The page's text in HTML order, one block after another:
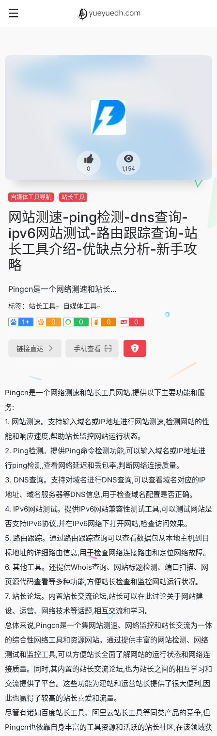
0 1,154
自媒体工具导航 站长工具
网站测速-ping检测-dns查询-
ipv6网站测试-路由跟踪查询-站
长工具介绍-优缺点分析-新手攻
略
Pingcn是一个网络测速和站长...
标签： 站长工具
自媒体工具
1+
0 0 0 0
链接直达 手机查看
Pingcn是一个网络测速和站长工具网站,提供以下主要功能和服
务:
1. 网站测速。支持输入域名或IP地址进行网站测速,检测网站的性
能和响应速度,帮助站长监控网站运行状态。
2. Ping检测。提供Ping命令检测功能,可以输入域名或IP地址进
行ping检测,查看网络延迟和丢包率,判断网络连接质量。
3. DNS查询。支持对域名进行DNS查询,可以查看域名对应的IP
地址、域名服务器等DNS信息,用于检查域名配置是否正确。
4. IPv6网站测试。提供IPv6网站兼容性测试工具,可以测试网站是
否支持IPv6协议,并在IPv6网络下打开网站,检查访问效果。
5. 路由跟踪。通过路由跟踪查询可以查看数据包从本地主机到目
标地址的详细路由信息,用于检查网络连接路由和定位网络故障。
6. 其他工具。还提供Whois查询、网站标题检测、端口扫描、网
页源代码查看等多种功能,方便站长检查和监控网站运行状况。
7. 站长论坛。内置站长交流论坛,站长可以在此讨论关于网站建
设、运营、网络技术等话题,相互交流和学习。
总体来说,Pingcn是一个集网站测速、网络监控和站长交流为一体
的综合性网络工具和资源网站。通过提供丰富的网站检测、网络
测试和监控工具,可以方便站长全面了解网站的运行状态和网络连
接质量。同时,其内置的站长交流论坛,也为站长之间的相互学习和
交流提供了平台。这些功能为建站和运营站长提供了很大便利,因
此也赢得了较高的站长喜爱和流量。
尽管有诸如百度站长工具、阿里云站长工具等同类产品的竞争,但
Pingcn也依靠自身丰富的工具资源和活跃的站长社区,在该领域获